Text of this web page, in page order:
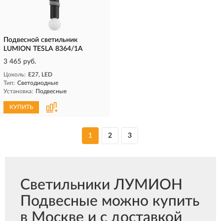
Подвесной светильник
LUMION TESLA 8364/1A
3 465 руб.
Цоколь: E27, LED
Тип: Светодиодные
Установка: Подвесные
КУПИТЬ
1 2 3
Светильники ЛУМИОН
Подвесные можно купить
в Москве и с доставкой